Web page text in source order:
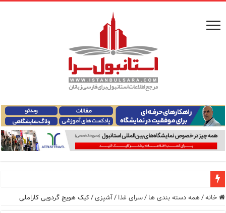
معرفی ۱۶ مسیر برتر کشتی استانبول | راهنمای کامل کشتی‌سواری در بسفر
خانه/همه دسته بندی ها /سرای غذا /آشپزی/کیک هویج گردویی کاراملی